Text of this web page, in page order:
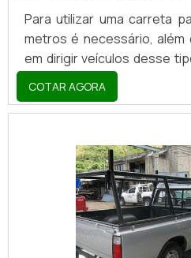
Para utilizar uma carreta
metros é necessário, além
em dirigir veículos desse
algumas exigências
assim, o transporte dos
feito com segurança, sem
CARRETASAs carretas
veículos muito resistentes.
acordo com as normas
e a partir de
procedência confiável,
COTAR AGORA